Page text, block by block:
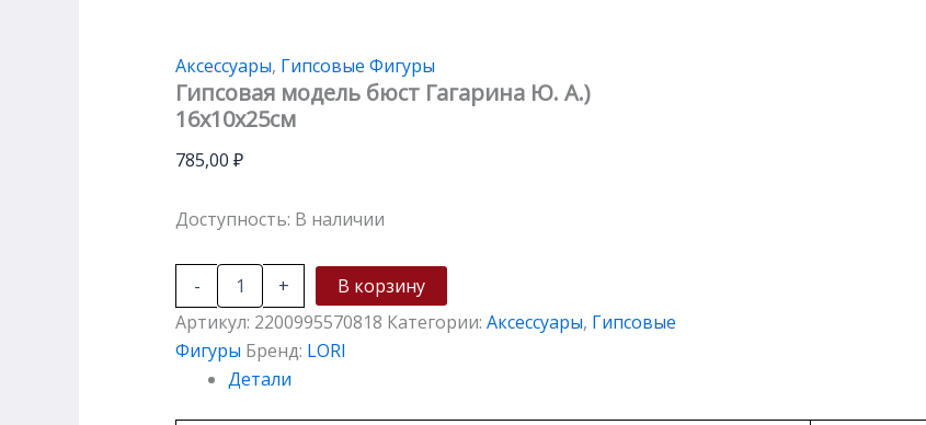
Аксессуары, Гипсовые Фигуры
Гипсовая модель бюст Гагарина Ю. А.)
16х10х25см
785,00 ₽
Доступность: В наличии
- +
В корзину
Артикул: 2200995570818 Категории: Аксессуары, Гипсовые
Фигуры Бренд: LORI
Детали